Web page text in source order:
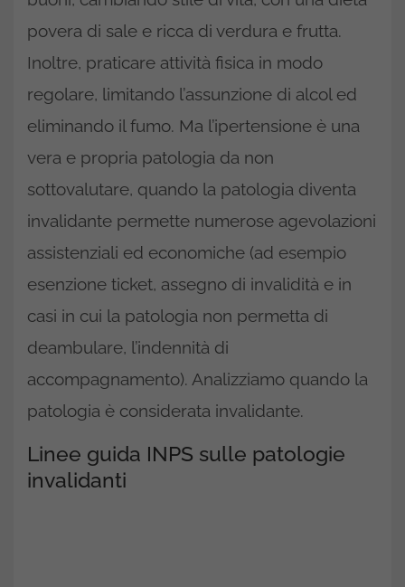
povera di sale e ricca di verdura e frutta.
Inoltre, praticare attività fisica in modo
regolare, limitando l’assunzione di alcol ed
eliminando il fumo. Ma l’ipertensione è una
vera e propria patologia da non
sottovalutare, quando la patologia diventa
invalidante permette numerose agevolazioni
assistenziali ed economiche (ad esempio
esenzione ticket, assegno di invalidità e in
casi in cui la patologia non permetta di
deambulare, l’indennità di
accompagnamento). Analizziamo quando la
patologia è considerata invalidante.
Linee guida INPS sulle patologie
invalidanti